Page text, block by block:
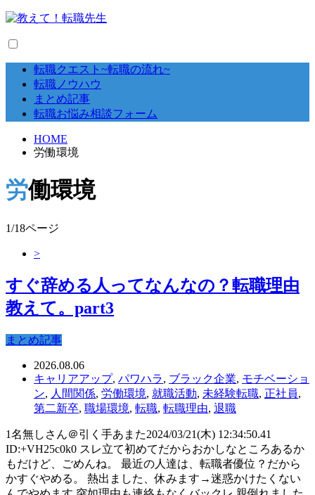
転職クエスト~転職の流れ~
転職ノウハウ
まとめ記事
転職お悩み相談フォーム
HOME
労働環境
労働環境
1/18ページ
>
すぐ辞める人ってなんなの？転職理由
教えて。part3
まとめ記事
2026.08.06
キャリアアップ, パワハラ, ブラック企業, モチベーショ
ン, 人間関係, 労働環境, 就職活動, 未経験転職, 正社員,
第二新卒, 職場環境, 転職, 転職理由, 退職
1名無しさん＠引く手あまた2024/03/21(木) 12:34:50.41
ID:+VH25c0k0 スレ立て初めてだからおかしなところあるか
もだけど、ごめんね。 最近の人達は、転職者優位？だから
かすぐやめる。 熱出ました、休みます→迷惑かけたくない